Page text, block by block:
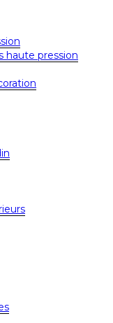
haute pression